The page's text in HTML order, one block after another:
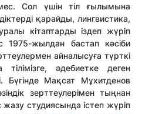
Сол үшін тіл ғылымына
қарайды, лингвистика,
кітаптарды іздеп жүріп
1975-жылдан бастап кәсіби
айналысуға түрткі
әдебиетке деген
Бүгінде Мақсат Мұхитденов
зерттеулерімен тыңнан
студиясында істеп жүріп